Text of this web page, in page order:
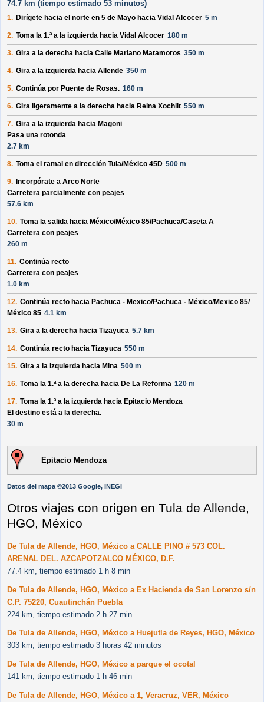
74.7 km (tiempo estimado 53 minutos)
1. Dirígete hacia el norte en 5 de Mayo hacia Vidal Alcocer 5 m
2. Toma la 1.ª a la izquierda hacia Vidal Alcocer 180 m
3. Gira a la derecha hacia Calle Mariano Matamoros 350 m
4. Gira a la izquierda hacia Allende 350 m
5. Continúa por Puente de Rosas. 160 m
6. Gira ligeramente a la derecha hacia Reina Xochilt 550 m
7. Gira a la izquierda hacia Magoni
Pasa una rotonda
2.7 km
8. Toma el ramal en dirección Tula/México 45D 500 m
9. Incorpórate a Arco Norte
Carretera parcialmente con peajes
57.6 km
10. Toma la salida hacia México/México 85/Pachuca/Caseta A
Carretera con peajes
260 m
11. Continúa recto
Carretera con peajes
1.0 km
12. Continúa recto hacia Pachuca - Mexico/Pachuca - México/Mexico 85/
México 85 4.1 km
13. Gira a la derecha hacia Tizayuca 5.7 km
14. Continúa recto hacia Tizayuca 550 m
15. Gira a la izquierda hacia Mina 500 m
16. Toma la 1.ª a la derecha hacia De La Reforma 120 m
17. Toma la 1.ª a la izquierda hacia Epitacio Mendoza
El destino está a la derecha.
30 m
Epitacio Mendoza
Datos del mapa ©2013 Google, INEGI
Otros viajes con origen en Tula de Allende,
HGO, México
De Tula de Allende, HGO, México a CALLE PINO # 573 COL.
ARENAL DEL. AZCAPOTZALCO MÉXICO, D.F.
77.4 km, tiempo estimado 1 h 8 min
De Tula de Allende, HGO, México a Ex Hacienda de San Lorenzo s/n
C.P. 75220, Cuautinchán Puebla
224 km, tiempo estimado 2 h 27 min
De Tula de Allende, HGO, México a Huejutla de Reyes, HGO, México
303 km, tiempo estimado 3 horas 42 minutos
De Tula de Allende, HGO, México a parque el ocotal
141 km, tiempo estimado 1 h 46 min
De Tula de Allende, HGO, México a 1, Veracruz, VER, México